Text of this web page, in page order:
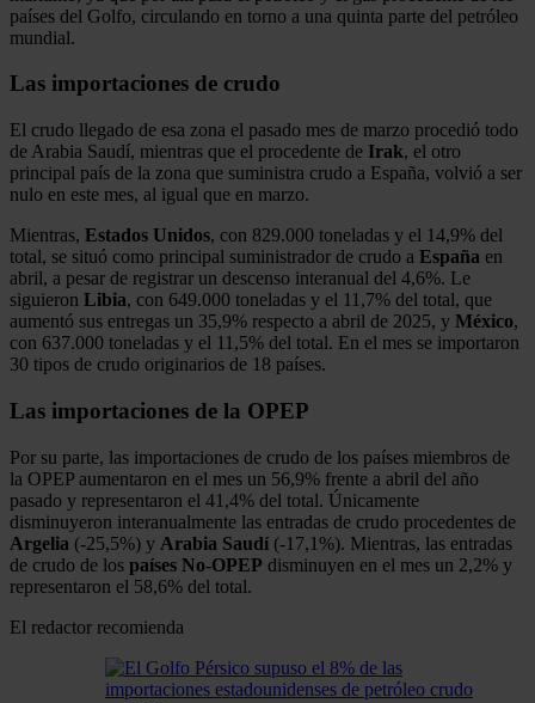
países del Golfo, circulando en torno a una quinta parte del petróleo
mundial.
Las importaciones de crudo
El crudo llegado de esa zona el pasado mes de marzo procedió todo
de Arabia Saudí, mientras que el procedente de Irak, el otro
principal país de la zona que suministra crudo a España, volvió a ser
nulo en este mes, al igual que en marzo.
Mientras, Estados Unidos, con 829.000 toneladas y el 14,9% del
total, se situó como principal suministrador de crudo a España en
abril, a pesar de registrar un descenso interanual del 4,6%. Le
siguieron Libia, con 649.000 toneladas y el 11,7% del total, que
aumentó sus entregas un 35,9% respecto a abril de 2025, y México,
con 637.000 toneladas y el 11,5% del total. En el mes se importaron
30 tipos de crudo originarios de 18 países.
Las importaciones de la OPEP
Por su parte, las importaciones de crudo de los países miembros de
la OPEP aumentaron en el mes un 56,9% frente a abril del año
pasado y representaron el 41,4% del total. Únicamente
disminuyeron interanualmente las entradas de crudo procedentes de
Argelia (-25,5%) y Arabia Saudí (-17,1%). Mientras, las entradas
de crudo de los países No-OPEP disminuyen en el mes un 2,2% y
representaron el 58,6% del total.
El redactor recomienda